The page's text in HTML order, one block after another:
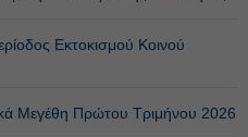
Εκτοκισμού Κοινού
Μεγέθη Πρώτου Τριμήνου 2026